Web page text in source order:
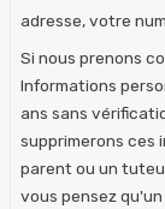
adresse, votre
Si nous prenons
Informations
ans sans
supprimerons ces
parent ou un
vous pensez